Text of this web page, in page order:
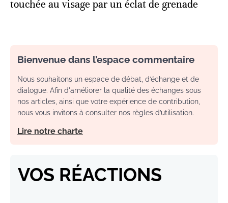
touchée au visage par un éclat de grenade
Bienvenue dans l’espace commentaire
Nous souhaitons un espace de débat, d’échange et de
dialogue. Afin d'améliorer la qualité des échanges sous
nos articles, ainsi que votre expérience de contribution,
nous vous invitons à consulter nos règles d’utilisation.
Lire notre charte
VOS RÉACTIONS